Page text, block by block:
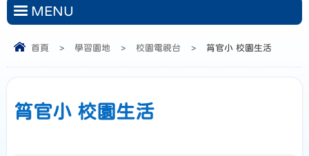
MENU
首頁 > 學習園地 > 校園電視台 > 筲官小 校園生活
筲官小 校園生活